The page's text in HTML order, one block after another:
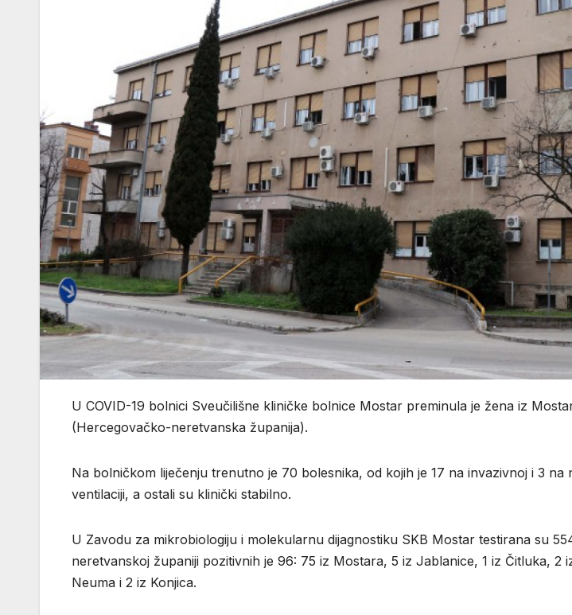
U COVID-19 bolnici Sveučilišne kliničke bolnice Mostar preminula je žena iz
(Hercegovačko-neretvanska županija).
Na bolničkom liječenju trenutno je 70 bolesnika, od kojih je 17 na invazivnoj i 3 na
ventilaciji, a ostali su klinički stabilno.
U Zavodu za mikrobiologiju i molekularnu dijagnostiku SKB Mostar testirana su
neretvanskoj županiji pozitivnih je 96: 75 iz Mostara, 5 iz Jablanice, 1 iz Čitluka, 2
Neuma i 2 iz Konjica.